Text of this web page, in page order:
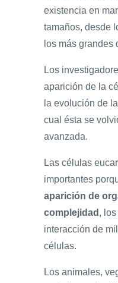
existencia en
tamaños, desde
los más grandes
Los
aparición de la
la evolución de
cual ésta se
avanzada.
Las células
importantes
aparición de
complejidad ,
interacción de
células.
Los animales,